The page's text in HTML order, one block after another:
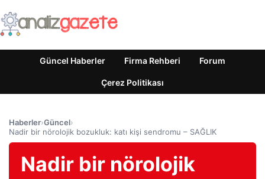
Güncel Haberler Firma Rehberi Forum
Çerez Politikası
Haberler›Güncel›
Nadir bir nörolojik bozukluk: katı kişi sendromu – SAĞLIK
Nadir bir nörolojik